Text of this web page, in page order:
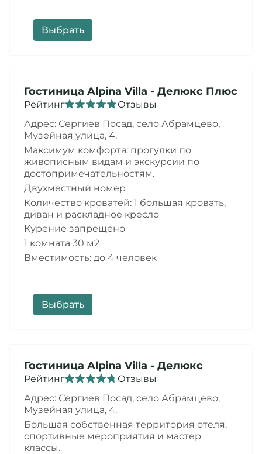
Выбрать
Гостиница Alpina Villa - Делюкс Плюс
Рейтинг
Отзывы
Адрес: Сергиев Посад, село Абрамцево,
Музейная улица, 4.
Максимум комфорта: прогулки по
живописным видам и экскурсии по
достопримечательностям.
Двухместный номер
Количество кроватей: 1 большая кровать,
диван и раскладное кресло
Курение запрещено
1 комната 30 м2
Вместимость: до 4 человек
Выбрать
Гостиница Alpina Villa - Делюкс
Рейтинг
Отзывы
Адрес: Сергиев Посад, село Абрамцево,
Музейная улица, 4.
Большая собственная территория отеля,
спортивные мероприятия и мастер
классы.